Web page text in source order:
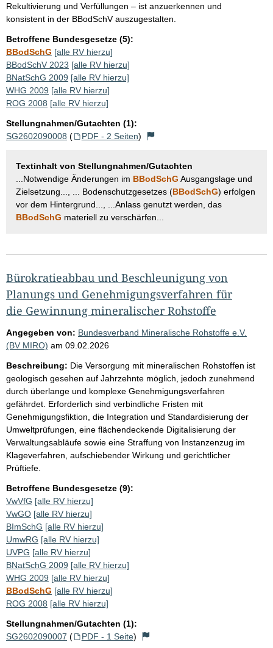
Rekultivierung und Verfüllungen – ist anzuerkennen und
konsistent in der BBodSchV auszugestalten.
Betroffene Bundesgesetze (5):
BBodSchG [alle RV hierzu]
BBodSchV 2023 [alle RV hierzu]
BNatSchG 2009 [alle RV hierzu]
WHG 2009 [alle RV hierzu]
ROG 2008 [alle RV hierzu]
Stellungnahmen/Gutachten (1):
SG2602090008 ( PDF - 2 Seiten)
Textinhalt von Stellungnahmen/Gutachten
...Notwendige Änderungen im BBodSchG Ausgangslage und
Zielsetzung..., ... Bodenschutzgesetzes (BBodSchG) erfolgen
vor dem Hintergrund..., ...Anlass genutzt werden, das
BBodSchG materiell zu verschärfen...
Bürokratieabbau und Beschleunigung von
Planungs und Genehmigungsverfahren für
die Gewinnung mineralischer Rohstoffe
Angegeben von: Bundesverband Mineralische Rohstoffe e.V.
(BV MIRO) am 09.02.2026
Beschreibung: Die Versorgung mit mineralischen Rohstoffen ist
geologisch gesehen auf Jahrzehnte möglich, jedoch zunehmend
durch überlange und komplexe Genehmigungsverfahren
gefährdet. Erforderlich sind verbindliche Fristen mit
Genehmigungsfiktion, die Integration und Standardisierung der
Umweltprüfungen, eine flächendeckende Digitalisierung der
Verwaltungsabläufe sowie eine Straffung von Instanzenzug im
Klageverfahren, aufschiebender Wirkung und gerichtlicher
Prüftiefe.
Betroffene Bundesgesetze (9):
VwVfG [alle RV hierzu]
VwGO [alle RV hierzu]
BImSchG [alle RV hierzu]
UmwRG [alle RV hierzu]
UVPG [alle RV hierzu]
BNatSchG 2009 [alle RV hierzu]
WHG 2009 [alle RV hierzu]
BBodSchG [alle RV hierzu]
ROG 2008 [alle RV hierzu]
Stellungnahmen/Gutachten (1):
SG2602090007 ( PDF - 1 Seite)